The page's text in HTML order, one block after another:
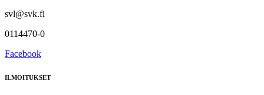
svl@svk.fi
0114470-0
Facebook
ILMOITUKSET